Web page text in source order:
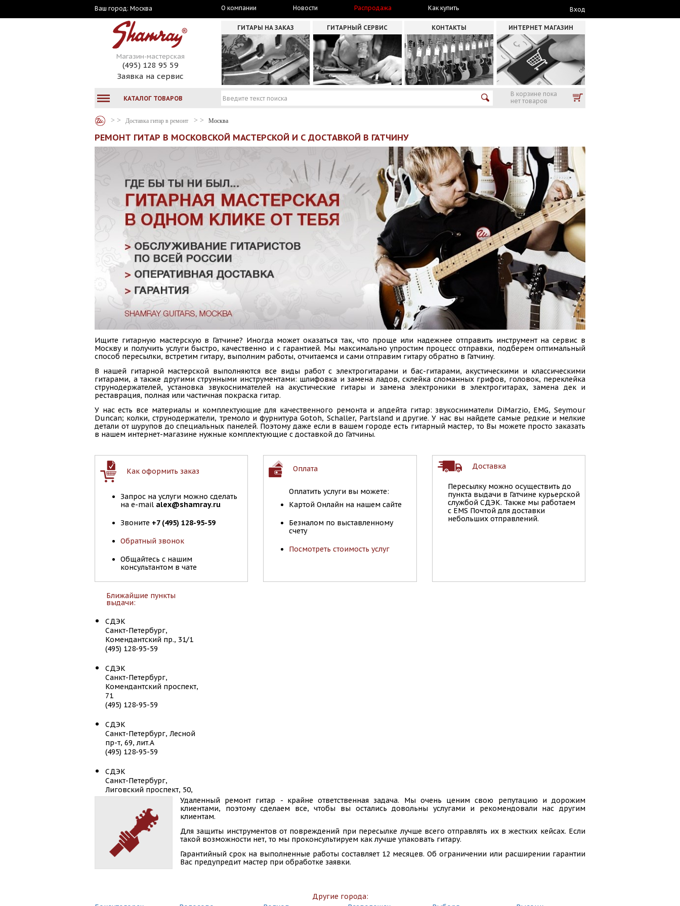
Ваш город: Москва О компании Новости Распродажа Как купить Вход
Магазин-мастерская
(495) 128 95 59
Заявка на сервис
ГИТАРЫ НА ЗАКАЗ ГИТАРНЫЙ СЕРВИС КОНТАКТЫ ИНТЕРНЕТ МАГАЗИН
КАТАЛОГ ТОВАРОВ
В корзине пока
нет товаров
Доставка гитар в ремонт Москва
РЕМОНТ ГИТАР В МОСКОВСКОЙ МАСТЕРСКОЙ И С ДОСТАВКОЙ В ГАТЧИНУ
Ищите гитарную мастерскую в Гатчине? Иногда может оказаться так, что проще или надежнее отправить инструмент на сервис в
Москву и получить услуги быстро, качественно и с гарантией. Мы максимально упростим процесс отправки, подберем оптимальный
способ пересылки, встретим гитару, выполним работы, отчитаемся и сами отправим гитару обратно в Гатчину.
В нашей гитарной мастерской выполняются все виды работ с электрогитарами и бас-гитарами, акустическими и классическими
гитарами, а также другими струнными инструментами: шлифовка и замена ладов, склейка сломанных грифов, головок, переклейка
струнодержателей, установка звукоснимателей на акустические гитары и замена электроники в электрогитарах, замена дек и
реставрация, полная или частичная покраска гитар.
У нас есть все материалы и комплектующие для качественного ремонта и апдейта гитар: звукосниматели DiMarzio, EMG, Seymour
Duncan; колки, струнодержатели, тремоло и фурнитура Gotoh, Schaller, Partsland и другие. У нас вы найдете самые редкие и мелкие
детали от шурупов до специальных панелей. Поэтому даже если в вашем городе есть гитарный мастер, то Вы можете просто заказать
в нашем интернет-магазине нужные комплектующие с доставкой до Гатчины.
Как оформить заказ
Запрос на услуги можно сделать
на e-mail alex@shamray.ru
Звоните +7 (495) 128-95-59
Обратный звонок
Общайтесь с нашим
консультантом в чате
Оплата
Оплатить услуги вы можете:
Картой Онлайн на нашем сайте
Безналом по выставленному
счету
Посмотреть стоимость услуг
Доставка
Пересылку можно осуществить до
пункта выдачи в Гатчине курьерской
службой СДЭК. Также мы работаем
с EMS Почтой для доставки
небольших отправлений.
Ближайшие пункты
выдачи:
СДЭК
Санкт-Петербург,
Комендантский пр., 31/1
(495) 128-95-59
СДЭК
Санкт-Петербург,
Комендантский проспект,
71
(495) 128-95-59
СДЭК
Санкт-Петербург, Лесной
пр-т, 69, лит.А
(495) 128-95-59
СДЭК
Санкт-Петербург,
Лиговский проспект, 50,
лит Х
(495) 128-95-59
Санкт-Петербург,
Лиговский пр-т, д.50,
корп.13
Удаленный ремонт гитар - крайне ответственная задача. Мы очень ценим свою репутацию и дорожим
клиентами, поэтому сделаем все, чтобы вы остались довольны услугами и рекомендовали нас другим
клиентам.
Для защиты инструментов от повреждений при пересылке лучше всего отправлять их в жестких кейсах. Если
такой возможности нет, то мы проконсультируем как лучше упаковать гитару.
Гарантийный срок на выполненные работы составляет 12 месяцев. Об ограничении или расширении гарантии
Вас предупредит мастер при обработке заявки.
Другие города: